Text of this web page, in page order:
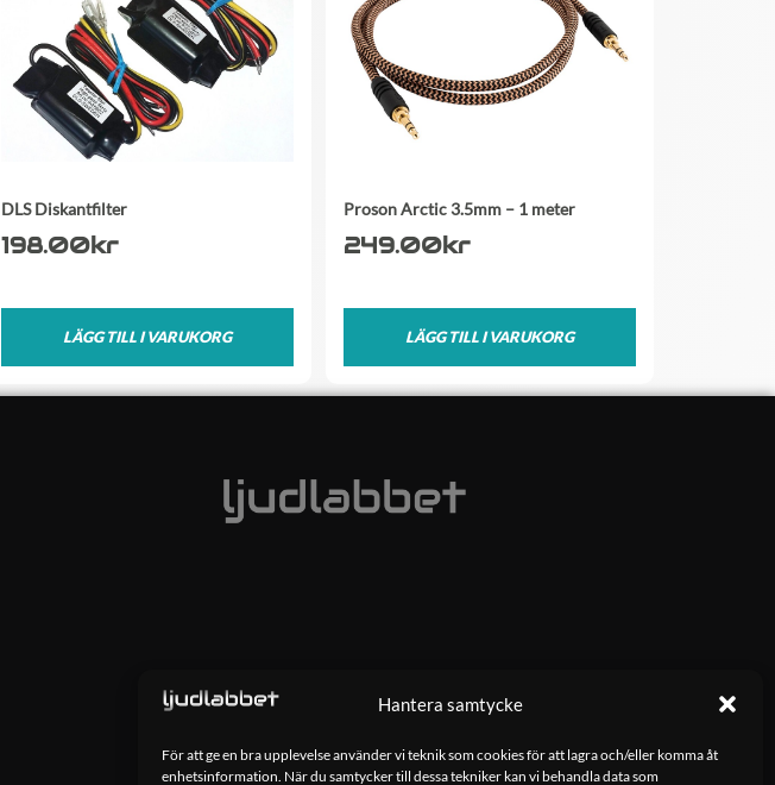
Hantera samtycke
För att ge en bra upplevelse använder vi teknik som cookies för att lagra och/eller komma åt
enhetsinformation. När du samtycker till dessa tekniker kan vi behandla data som
DLS Diskantfilter
198.00kr
LÄGG TILL I VARUKORG
Proson Arctic 3.5mm – 1 meter
249.00kr
LÄGG TILL I VARUKORG